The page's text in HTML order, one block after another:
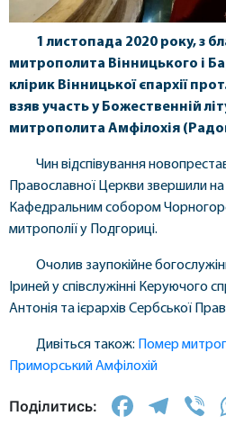
1 листопада 2020 року, з
митрополита Вінницького і
клірик Вінницької єпархії
взяв участь у Божественній
митрополита Амфілохія
Чин відспівування
Православної Церкви звершили
Кафедральним собором
митрополії у Подгориці.
Очолив заупокійне
Іриней у співслужінні Керуючого
Антонія та ієрархів Сербської
Дивіться також: Помер
Приморський Амфілохій
Поділитись: